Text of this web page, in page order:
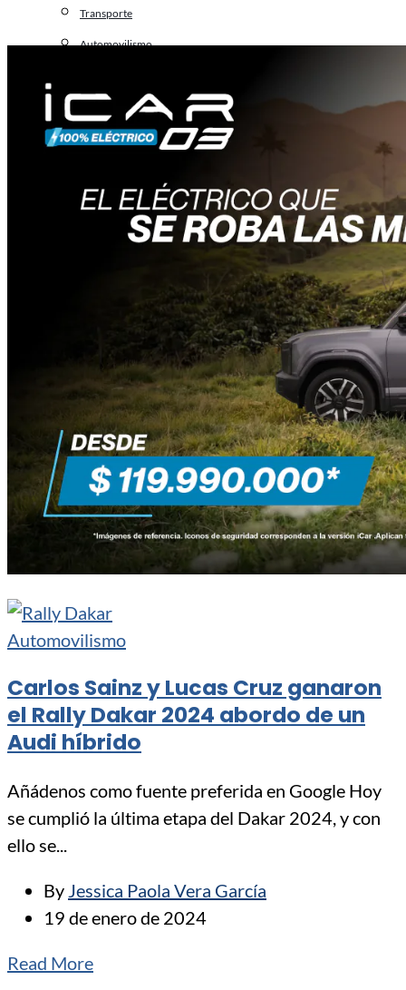
Transporte
Automovilismo
Especiales
El Carro del Año 2025 en Colombia
Recomendados
Publicrónicas
Los Años Tenebrosos del Sector Automotor
Corporativo
Nuestra Historia
Publicaciones El Carro Colombiano S.A.S.: Nuestra empresa
Paute con Nosotros
Política de Cookies
Contáctenos
Automovilismo
Carlos Sainz y Lucas Cruz ganaron
el Rally Dakar 2024 abordo de un
Audi híbrido
Añádenos como fuente preferida en Google Hoy
se cumplió la última etapa del Dakar 2024, y con
ello se...
By Jessica Paola Vera García
19 de enero de 2024
Read More